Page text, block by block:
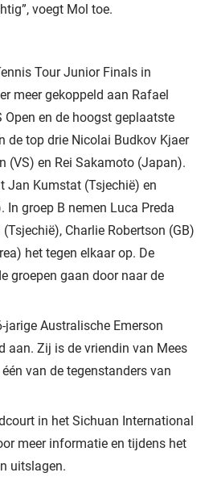
voegt Mol toe.
Tour Junior Finals in
meer gekoppeld aan Rafael
Open en de hoogst geplaatste
de top drie Nicolai Budkov Kjaer
(VS) en Rei Sakamoto (Japan).
Jan Kumstat (Tsjechië) en
In groep B nemen Luca Preda
Charlie Robertson (GB)
het tegen elkaar op. De
groepen gaan door naar de
jarige Australische Emerson
aan. Zij is de vriendin van Mees
van de tegenstanders van
in het Sichuan International
meer informatie en tijdens het
uitslagen.